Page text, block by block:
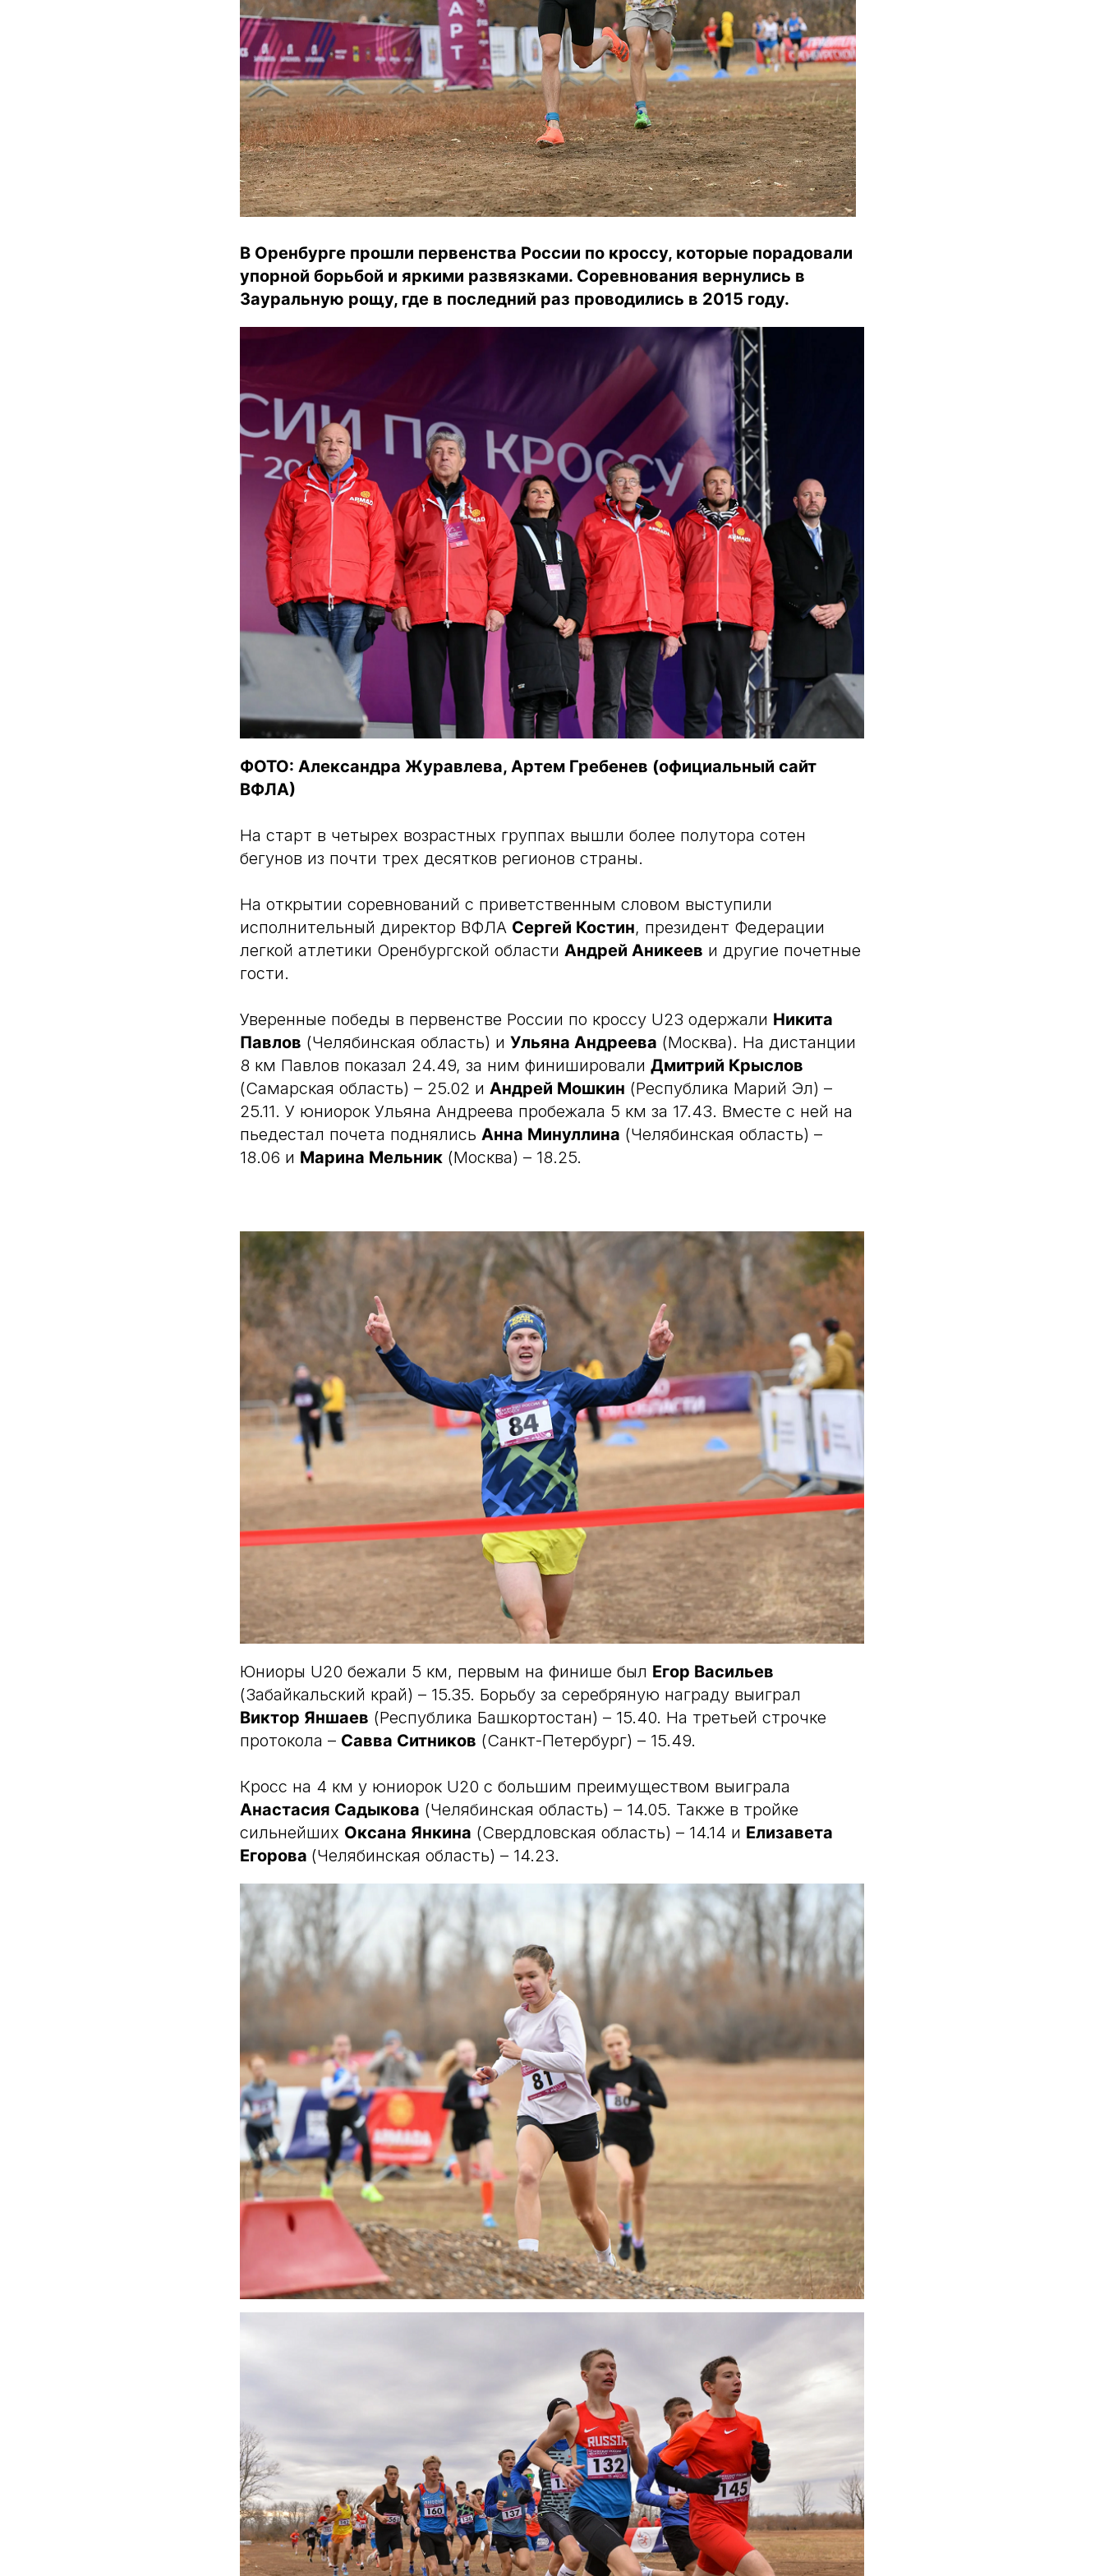
В Оренбурге прошли первенства России по кроссу, которые порадовали
упорной борьбой и яркими развязками. Соревнования вернулись в
Зауральную рощу, где в последний раз проводились в 2015 году.
ФОТО: Александра Журавлева, Артем Гребенев (официальный сайт
ВФЛА)
На старт в четырех возрастных группах вышли более полутора сотен
бегунов из почти трех десятков регионов страны.
На открытии соревнований с приветственным словом выступили
исполнительный директор ВФЛА Сергей Костин, президент Федерации
легкой атлетики Оренбургской области Андрей Аникеев и другие почетные
гости.
Уверенные победы в первенстве России по кроссу U23 одержали Никита
Павлов (Челябинская область) и Ульяна Андреева (Москва). На дистанции
8 км Павлов показал 24.49, за ним финишировали Дмитрий Крыслов
(Самарская область) – 25.02 и Андрей Мошкин (Республика Марий Эл) –
25.11. У юниорок Ульяна Андреева пробежала 5 км за 17.43. Вместе с ней на
пьедестал почета поднялись Анна Минуллина (Челябинская область) –
18.06 и Марина Мельник (Москва) – 18.25.
Юниоры U20 бежали 5 км, первым на финише был Егор Васильев
(Забайкальский край) – 15.35. Борьбу за серебряную награду выиграл
Виктор Яншаев (Республика Башкортостан) – 15.40. На третьей строчке
протокола – Савва Ситников (Санкт-Петербург) – 15.49.
Кросс на 4 км у юниорок U20 с большим преимуществом выиграла
Анастасия Садыкова (Челябинская область) – 14.05. Также в тройке
сильнейших Оксана Янкина (Свердловская область) – 14.14 и Елизавета
Егорова (Челябинская область) – 14.23.